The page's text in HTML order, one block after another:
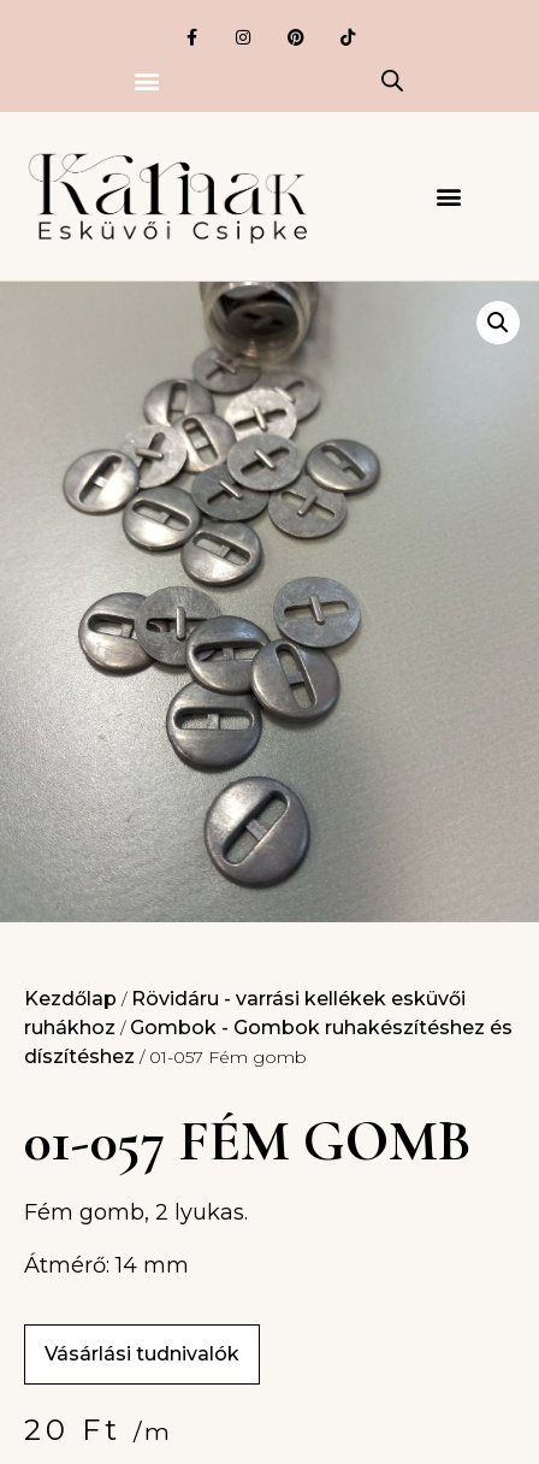
Kezdőlap / Rövidáru - varrási kellékek esküvői
ruhákhoz / Gombok - Gombok ruhakészítéshez és
díszítéshez / 01-057 Fém gomb
01-057 FÉM GOMB
Fém gomb, 2 lyukas.
Átmérő: 14 mm
Vásárlási tudnivalók
20 Ft /m